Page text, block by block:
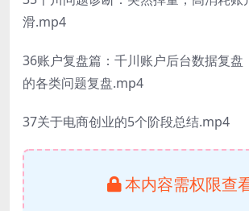
滑.mp4
36账户复盘篇：千川账户后台数据复盘
的各类问题复盘.mp4
37关于电商创业的5个阶段总结.mp4
本内容需权限查